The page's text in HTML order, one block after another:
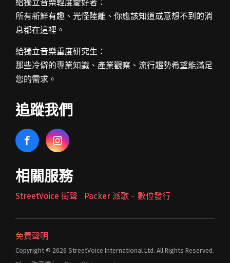
給獨立音樂輕度愛好者：
所有新鮮有趣、光怪陸離、你應該知道或意想不到的消
息都在這裡。
給獨立音樂重度研究生：
那些冷僻的專業知識、產業觀察、流行趨勢希望能滿足
您的需求。
追蹤我們
相關服務
StreetVoice 街聲 Packer 派歌 – 數位發行
免責聲明
Copyright © 2026 StreetVoice International Ltd. All Rights Reserved.